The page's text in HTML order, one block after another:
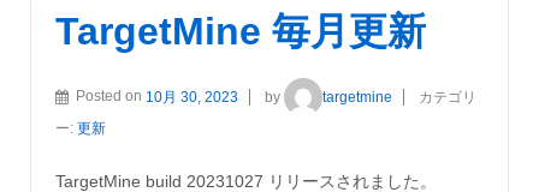
TargetMine 毎月更新
Posted on 10月 30, 2023 by targetmine
カテゴリ
ー: 更新
TargetMine build 20231027 リリースされました。